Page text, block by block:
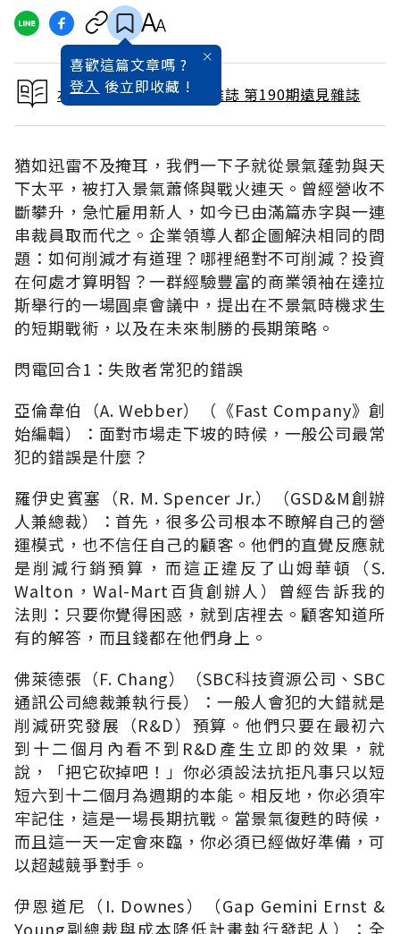
喜歡這篇文章嗎 ?
登入 後立即收藏 !
本文出自 2002 / 4月號雜誌 第190期遠見雜誌
猶如迅雷不及掩耳，我們一下子就從景氣蓬勃與天
下太平，被打入景氣蕭條與戰火連天。曾經營收不
斷攀升，急忙雇用新人，如今已由滿篇赤字與一連
串裁員取而代之。企業領導人都企圖解決相同的問
題：如何削減才有道理？哪裡絕對不可削減？投資
在何處才算明智？一群經驗豐富的商業領袖在達拉
斯舉行的一場圓桌會議中，提出在不景氣時機求生
的短期戰術，以及在未來制勝的長期策略。
閃電回合1：失敗者常犯的錯誤
亞倫韋伯（A. Webber）（《Fast Company》創
始編輯）：面對市場走下坡的時候，一般公司最常
犯的錯誤是什麼？
羅伊史賓塞（R. M. Spencer Jr.）（GSD&M創辦
人兼總裁）：首先，很多公司根本不瞭解自己的營
運模式，也不信任自己的顧客。他們的直覺反應就
是削減行銷預算，而這正違反了山姆華頓（S.
Walton，Wal-Mart百貨創辦人）曾經告訴我的
法則：只要你覺得困惑，就到店裡去。顧客知道所
有的解答，而且錢都在他們身上。
佛萊德張（F. Chang）（SBC科技資源公司、SBC
通訊公司總裁兼執行長）：一般人會犯的大錯就是
削減研究發展（R&D）預算。他們只要在最初六
到十二個月內看不到R&D產生立即的效果，就
說，「把它砍掉吧！」你必須設法抗拒凡事只以短
短六到十二個月為週期的本能。相反地，你必須牢
牢記住，這是一場長期抗戰。當景氣復甦的時候，
而且這一天一定會來臨，你必須已經做好準備，可
以超越競爭對手。
伊恩道尼（I. Downes）（Gap Gemini Ernst &
Young副總裁與成本降低計畫執行發起人）：全